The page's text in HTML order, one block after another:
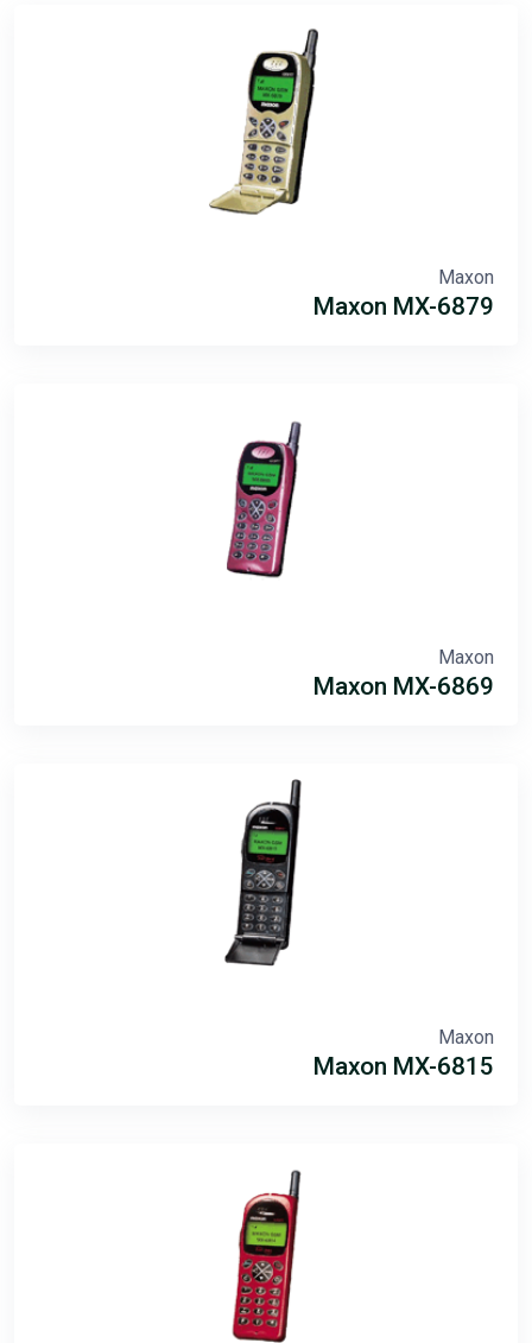
Maxon
Maxon MX-6879
Maxon
Maxon MX-6869
Maxon
Maxon MX-6815